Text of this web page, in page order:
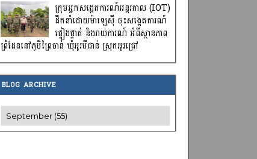
ក្រុមអ្នកសង្កេតការណ៍អន្តរកាល (IOT)
ដឹកនាំដោយម៉ាឡេស៊ី ចុះសង្កេតការណ៍
ផ្ទៀងផ្ទាត់ និងរាយការណ៍ អំពីស្ថានភាព
ព្រំដែននៅភូមិព្រៃចាន់ ឃុំអូរបីជាន់ ស្រុកអូរជ្រៅ
BLOG ARCHIVE